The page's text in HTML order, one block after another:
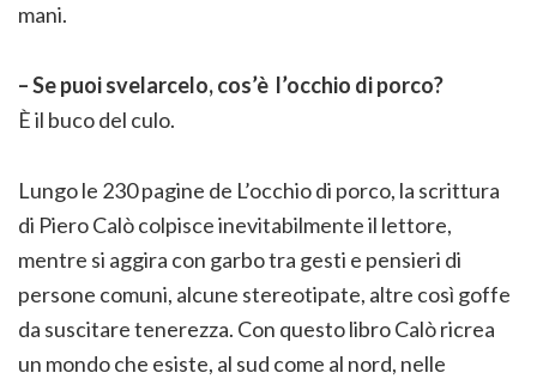
mani.
– Se puoi svelarcelo, cos’è l’occhio di porco?
È il buco del culo.
Lungo le 230 pagine de L’occhio di porco, la scrittura
di Piero Calò colpisce inevitabilmente il lettore,
mentre si aggira con garbo tra gesti e pensieri di
persone comuni, alcune stereotipate, altre così goffe
da suscitare tenerezza. Con questo libro Calò ricrea
un mondo che esiste, al sud come al nord, nelle